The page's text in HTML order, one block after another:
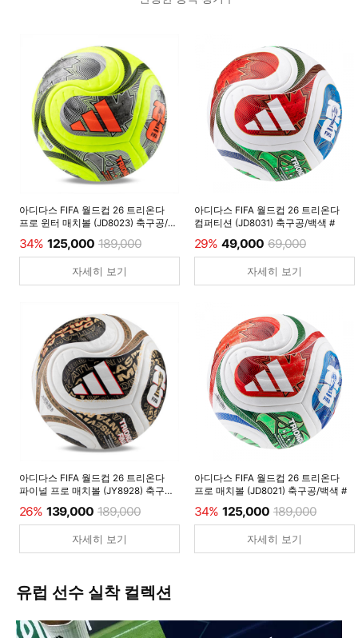
아디다스 FIFA 월드컵 26 트리온다
프로 윈터 매치볼 (JD8023) 축구공/
34% 125,000 189,000
자세히 보기
아디다스 FIFA 월드컵 26 트리온다
컴퍼티션 (JD8031) 축구공/백색 #
29% 49,000 69,000
자세히 보기
아디다스 FIFA 월드컵 26 트리온다
파이널 프로 매치볼 (JY8928) 축구공/
26% 139,000 189,000
자세히 보기
아디다스 FIFA 월드컵 26 트리온다
프로 매치볼 (JD8021) 축구공/백색 #
34% 125,000 189,000
자세히 보기
유럽 선수 실착 컬렉션